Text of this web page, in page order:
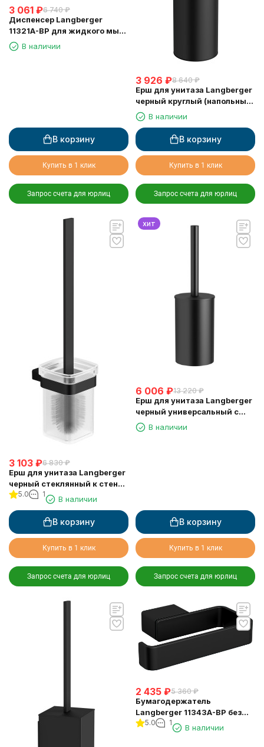
3 061 ₽6 740 ₽
Диспенсер Langberger
11321A-BP для жидкого мыла
черный стеклянный к стене
квадратный
В наличии
В корзину
Купить в 1 клик
Запрос счета для юрлиц
3 926 ₽8 640 ₽
Ерш для унитаза Langberger
черный круглый (напольный/
к стене) 70871-BP
В наличии
В корзину
Купить в 1 клик
Запрос счета для юрлиц
3 103 ₽6 830 ₽
Ерш для унитаза Langberger
черный стеклянный к стене
квадратный 11325A-BP
5.0 1
В наличии
В корзину
Купить в 1 клик
Запрос счета для юрлиц
хит
6 006 ₽13 220 ₽
Ерш для унитаза Langberger
черный универсальный с
воронкой круглый 71171-BP
В наличии
В корзину
Купить в 1 клик
Запрос счета для юрлиц
2 435 ₽5 360 ₽
Бумагодержатель
Langberger 11343A-BP без
крышки квадратный черный
5.0 1
В наличии